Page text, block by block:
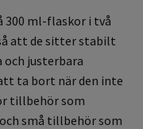
300 ml-flaskor i två
att de sitter stabilt
och justerbara
ta bort när den inte
tillbehör som
små tillbehör som